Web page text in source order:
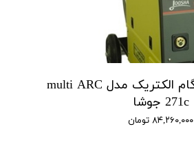
دستگاه جوش گام الکتریک مدل multi ARC
271c جوشا
۸۴,۲۶۰,۰۰۰ تومان